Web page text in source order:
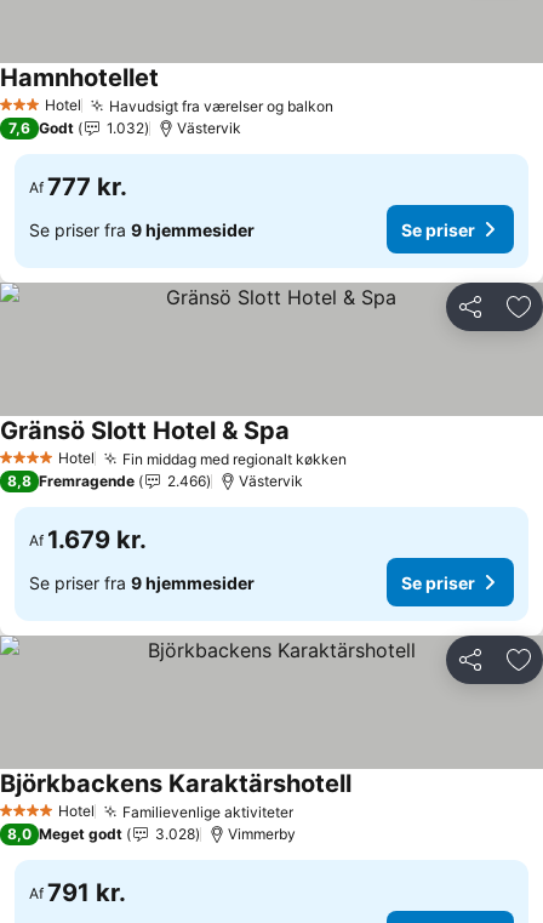
3 StjernerHotel Havudsigt fra værelser og balkon
Hamnhotellet
7,6 Godt 1.032 Västervik
Af 777 kr.
Se priser fra 9 hjemmesider Se priser
Del
4 StjernerHotel Fin middag med regionalt køkken
Gränsö Slott Hotel & Spa
8,8 Fremragende 2.466 Västervik
Af 1.679 kr.
Se priser fra 9 hjemmesider Se priser
Del
4 StjernerHotel Familievenlige aktiviteter
Björkbackens Karaktärshotell
8,0 Meget godt 3.028 Vimmerby
Af 791 kr.